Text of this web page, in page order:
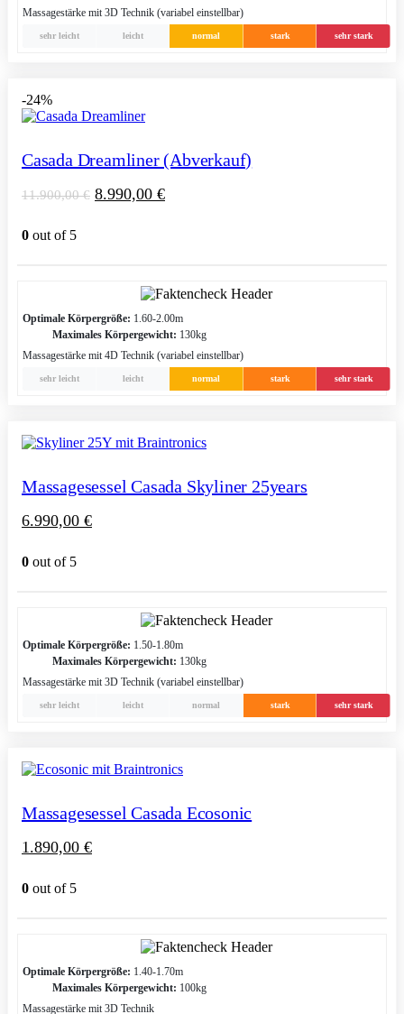
Massagestärke mit 3D Technik (variabel einstellbar)
sehr leicht leicht normal stark sehr stark
-24%
Casada Dreamliner (Abverkauf)
11.900,00€ 8.990,00 €
0 out of 5
Optimale Körpergröße: 1.60-2.00m
Maximales Körpergewicht: 130kg
Massagestärke mit 4D Technik (variabel einstellbar)
sehr leicht leicht normal stark sehr stark
Massagesessel Casada Skyliner 25years
6.990,00 €
0 out of 5
Optimale Körpergröße: 1.50-1.80m
Maximales Körpergewicht: 130kg
Massagestärke mit 3D Technik (variabel einstellbar)
sehr leicht leicht normal stark sehr stark
Massagesessel Casada Ecosonic
1.890,00 €
0 out of 5
Optimale Körpergröße: 1.40-1.70m
Maximales Körpergewicht: 100kg
Massagestärke mit 3D Technik